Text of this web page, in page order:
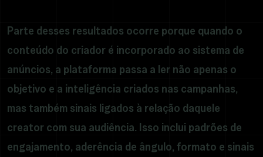
Parte desses resultados ocorre porque quando o
conteúdo do criador é incorporado ao sistema de
anúncios, a plataforma passa a ler não apenas o
objetivo e a inteligência criados nas campanhas,
mas também sinais ligados à relação daquele
creator com sua audiência. Isso inclui padrões de
engajamento, aderência de ângulo, formato e sinais